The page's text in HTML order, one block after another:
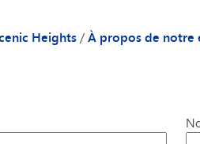
primaire Scenic Heights
Explorateurs
Heights/À propos de notre